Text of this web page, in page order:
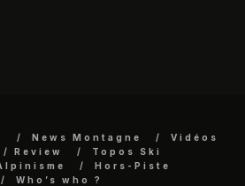
News Montagne
Vidéos
Review
Topos Ski
Hors-Piste
Who’s who ?